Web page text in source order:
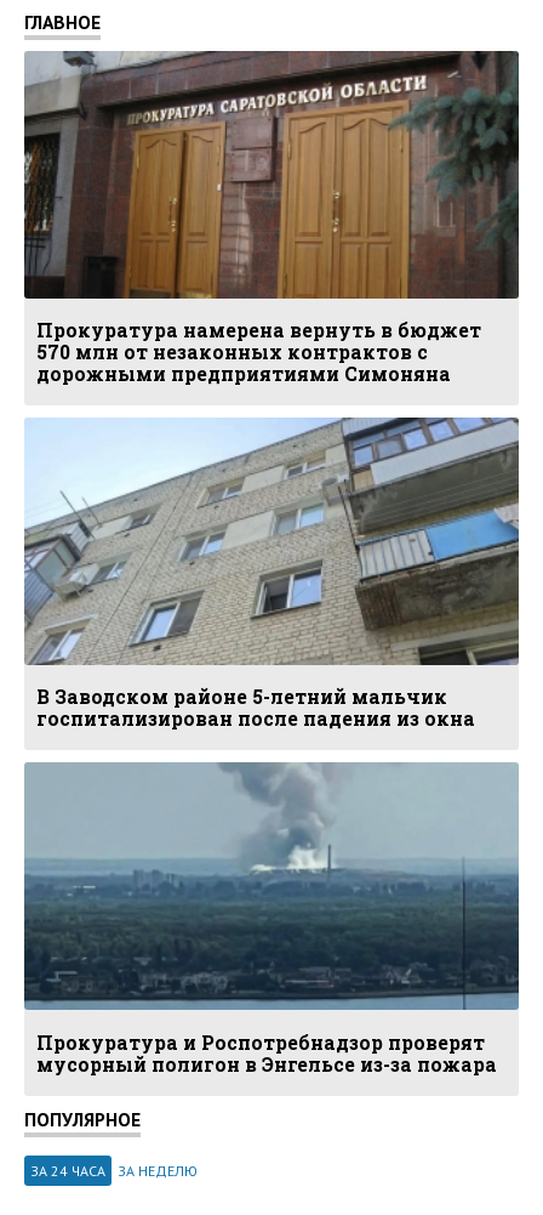
ГЛАВНОЕ
Прокуратура намерена вернуть в бюджет
570 млн от незаконных контрактов с
дорожными предприятиями Симоняна
В Заводском районе 5-летний мальчик
госпитализирован после падения из окна
Прокуратура и Роспотребнадзор проверят
мусорный полигон в Энгельсе из-за пожара
ПОПУЛЯРНОЕ
ЗА 24 ЧАСА ЗА НЕДЕЛЮ